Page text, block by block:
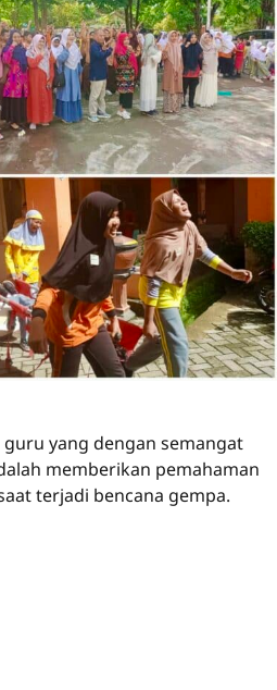
yang dengan semangat
memberikan pemahaman
terjadi bencana gempa.